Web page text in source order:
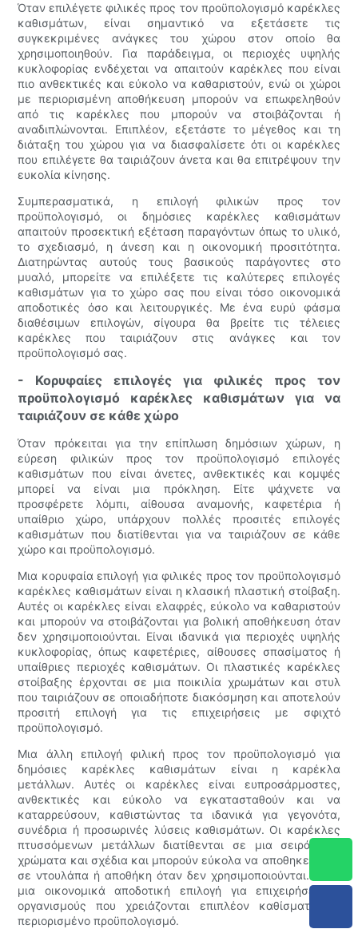
Όταν επιλέγετε φιλικές προς τον προϋπολογισμό καρέκλες
καθισμάτων, είναι σημαντικό να εξετάσετε τις
συγκεκριμένες ανάγκες του χώρου στον οποίο θα
χρησιμοποιηθούν. Για παράδειγμα, οι περιοχές υψηλής
κυκλοφορίας ενδέχεται να απαιτούν καρέκλες που είναι
πιο ανθεκτικές και εύκολο να καθαριστούν, ενώ οι χώροι
με περιορισμένη αποθήκευση μπορούν να επωφεληθούν
από τις καρέκλες που μπορούν να στοιβάζονται ή
αναδιπλώνονται. Επιπλέον, εξετάστε το μέγεθος και τη
διάταξη του χώρου για να διασφαλίσετε ότι οι καρέκλες
που επιλέγετε θα ταιριάζουν άνετα και θα επιτρέψουν την
ευκολία κίνησης.
Συμπερασματικά, η επιλογή φιλικών προς τον
προϋπολογισμό, οι δημόσιες καρέκλες καθισμάτων
απαιτούν προσεκτική εξέταση παραγόντων όπως το υλικό,
το σχεδιασμό, η άνεση και η οικονομική προσιτότητα.
Διατηρώντας αυτούς τους βασικούς παράγοντες στο
μυαλό, μπορείτε να επιλέξετε τις καλύτερες επιλογές
καθισμάτων για το χώρο σας που είναι τόσο οικονομικά
αποδοτικές όσο και λειτουργικές. Με ένα ευρύ φάσμα
διαθέσιμων επιλογών, σίγουρα θα βρείτε τις τέλειες
καρέκλες που ταιριάζουν στις ανάγκες και τον
προϋπολογισμό σας.
- Κορυφαίες επιλογές για φιλικές προς τον
προϋπολογισμό καρέκλες καθισμάτων για να
ταιριάζουν σε κάθε χώρο
Όταν πρόκειται για την επίπλωση δημόσιων χώρων, η
εύρεση φιλικών προς τον προϋπολογισμό επιλογές
καθισμάτων που είναι άνετες, ανθεκτικές και κομψές
μπορεί να είναι μια πρόκληση. Είτε ψάχνετε να
προσφέρετε λόμπι, αίθουσα αναμονής, καφετέρια ή
υπαίθριο χώρο, υπάρχουν πολλές προσιτές επιλογές
καθισμάτων που διατίθενται για να ταιριάζουν σε κάθε
χώρο και προϋπολογισμό.
Μια κορυφαία επιλογή για φιλικές προς τον προϋπολογισμό
καρέκλες καθισμάτων είναι η κλασική πλαστική στοίβαξη.
Αυτές οι καρέκλες είναι ελαφρές, εύκολο να καθαριστούν
και μπορούν να στοιβάζονται για βολική αποθήκευση όταν
δεν χρησιμοποιούνται. Είναι ιδανικά για περιοχές υψηλής
κυκλοφορίας, όπως καφετέριες, αίθουσες σπασίματος ή
υπαίθριες περιοχές καθισμάτων. Οι πλαστικές καρέκλες
στοίβαξης έρχονται σε μια ποικιλία χρωμάτων και στυλ
που ταιριάζουν σε οποιαδήποτε διακόσμηση και αποτελούν
προσιτή επιλογή για τις επιχειρήσεις με σφιχτό
προϋπολογισμό.
Μια άλλη επιλογή φιλική προς τον προϋπολογισμό για
δημόσιες καρέκλες καθισμάτων είναι η καρέκλα
μετάλλων. Αυτές οι καρέκλες είναι ευπροσάρμοστες,
ανθεκτικές και εύκολο να εγκατασταθούν και να
καταρρεύσουν, καθιστώντας τα ιδανικά για γεγονότα,
συνέδρια ή προσωρινές λύσεις καθισμάτων. Οι καρέκλες
πτυσσόμενων μετάλλων διατίθενται σε μια σειρά από
χρώματα και σχέδια και μπορούν εύκολα να αποθηκευτούν
σε ντουλάπα ή αποθήκη όταν δεν χρησιμοποιούνται. Είναι
μια οικονομικά αποδοτική επιλογή για επιχειρήσεις ή
οργανισμούς που χρειάζονται επιπλέον καθίσματα σε
περιορισμένο προϋπολογισμό.